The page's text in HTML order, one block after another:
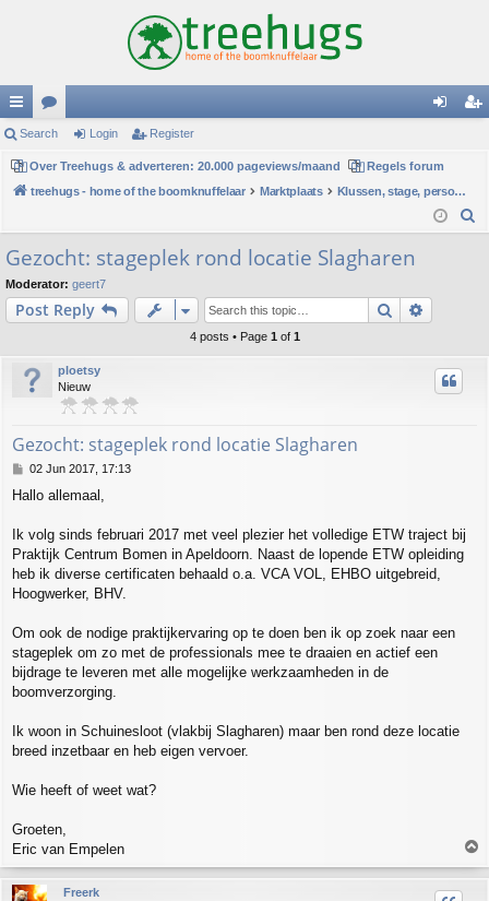
ui
ck
lin
ks
or
u
m
s
in
Search Login Register
Over Treehugs & adverteren: 20.000 pageviews/maand
Regels forum
treehugs - home of the boomknuffelaar
Marktplaats
Klussen, stage, personeel of hulp
Gezocht: stageplek rond locatie Slagharen
Moderator: geert7
Post Reply Search
4 posts • Page 1 of 1
ploetsy
Nieuw
Gezocht: stageplek rond locatie Slagharen
P
s
02 Jun 2017, 17:13
Hallo allemaal,
Ik volg sinds februari 2017 met veel plezier het volledige ETW traject bij
Praktijk Centrum Bomen in Apeldoorn. Naast de lopende ETW opleiding
heb ik diverse certificaten behaald o.a. VCA VOL, EHBO uitgebreid,
Hoogwerker, BHV.
Om ook de nodige praktijkervaring op te doen ben ik op zoek naar een
stageplek om zo met de professionals mee te draaien en actief een
bijdrage te leveren met alle mogelijke werkzaamheden in de
boomverzorging.
Ik woon in Schuinesloot (vlakbij Slagharen) maar ben rond deze locatie
breed inzetbaar en heb eigen vervoer.
Wie heeft of weet wat?
Groeten,
Eric van Empelen
o
p
Freerk